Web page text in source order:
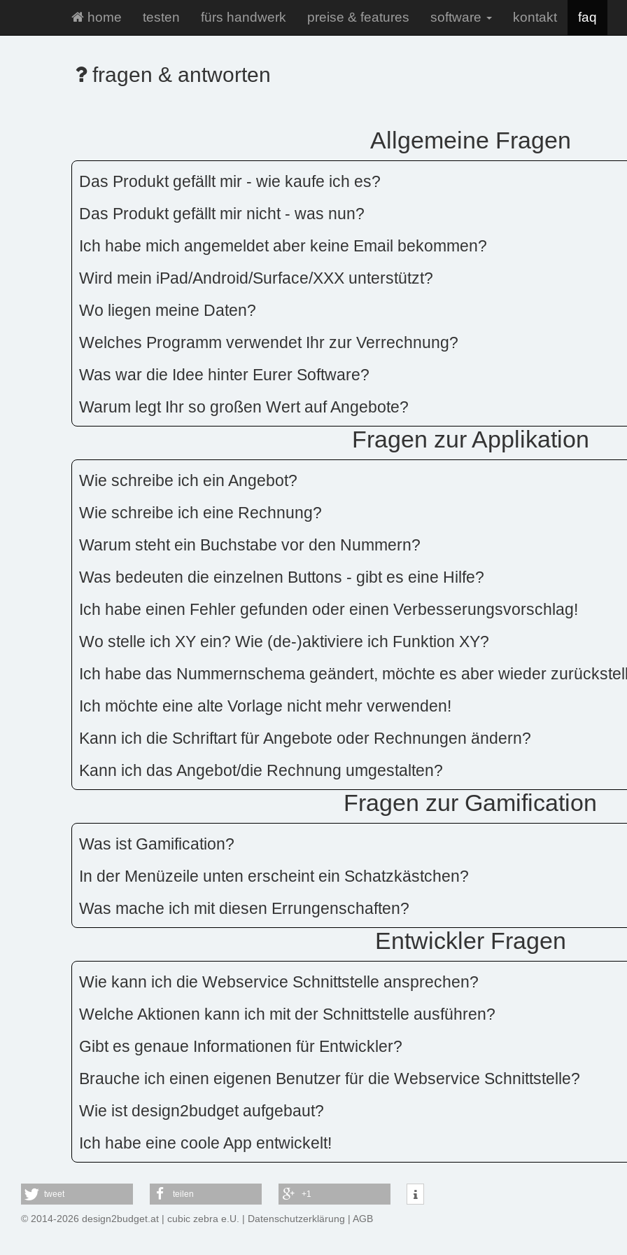
home testen fürs handwerk preise & features software kontakt faq
fragen & antworten
Allgemeine Fragen
Das Produkt gefällt mir - wie kaufe ich es?
Das Produkt gefällt mir nicht - was nun?
Ich habe mich angemeldet aber keine Email bekommen?
Wird mein iPad/Android/Surface/XXX unterstützt?
Wo liegen meine Daten?
Welches Programm verwendet Ihr zur Verrechnung?
Was war die Idee hinter Eurer Software?
Warum legt Ihr so großen Wert auf Angebote?
Fragen zur Applikation
Wie schreibe ich ein Angebot?
Wie schreibe ich eine Rechnung?
Warum steht ein Buchstabe vor den Nummern?
Was bedeuten die einzelnen Buttons - gibt es eine Hilfe?
Ich habe einen Fehler gefunden oder einen Verbesserungsvorschlag!
Wo stelle ich XY ein? Wie (de-)aktiviere ich Funktion XY?
Ich habe das Nummernschema geändert, möchte es aber wieder
Ich möchte eine alte Vorlage nicht mehr verwenden!
Kann ich die Schriftart für Angebote oder Rechnungen ändern?
Kann ich das Angebot/die Rechnung umgestalten?
Fragen zur Gamification
Was ist Gamification?
In der Menüzeile unten erscheint ein Schatzkästchen?
Was mache ich mit diesen Errungenschaften?
Entwickler Fragen
Wie kann ich die Webservice Schnittstelle ansprechen?
Welche Aktionen kann ich mit der Schnittstelle ausführen?
Gibt es genaue Informationen für Entwickler?
Brauche ich einen eigenen Benutzer für die Webservice Schnittstelle?
Wie ist design2budget aufgebaut?
Ich habe eine coole App entwickelt!
tweet teilen +1
© 2014-2026 design2budget.at |cubic zebra e.U. | Datenschutzerklärung |AGB